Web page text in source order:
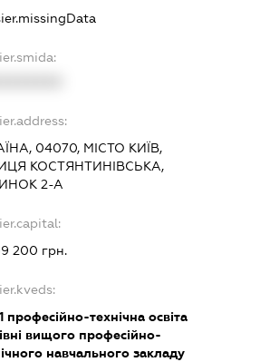
04070, МІСТО КИЇВ,
КОСТЯНТИНІВСЬКА,
2-А
200 грн.
професійно-технічна освіта
вищого професійно-
навчального закладу